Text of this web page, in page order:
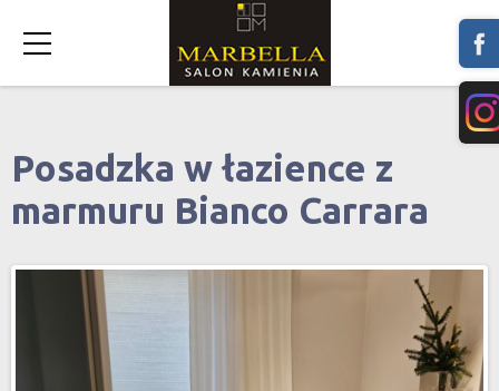
Posadzka w łazience z
marmuru Bianco Carrara